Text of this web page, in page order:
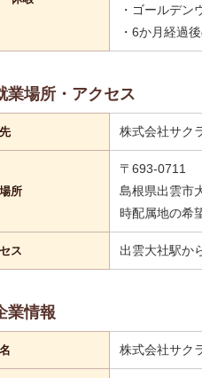
・ゴールデン
・6か月経過
業場所・アクセス
株式会社サク
所
〒693-0711
島根県出雲市
時配属地の希
ス 出雲大社駅か
業情報
株式会社サク